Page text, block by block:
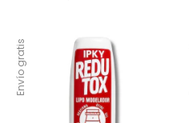
Envío gratis